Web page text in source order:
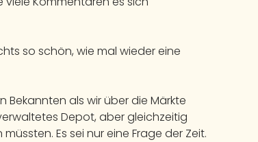
so schön, wie mal wieder eine
Bekannten als wir über die Märkte
Depot, aber gleichzeitig
Es sei nur eine Frage der Zeit.